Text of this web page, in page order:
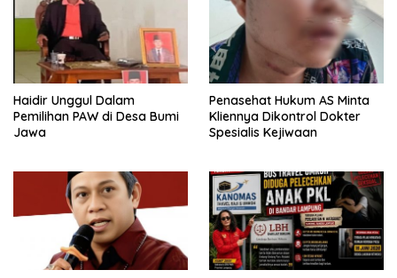
Haidir Unggul Dalam
Pemilihan PAW di Desa Bumi
Jawa
Penasehat Hukum AS Minta
Kliennya Dikontrol Dokter
Spesialis Kejiwaan